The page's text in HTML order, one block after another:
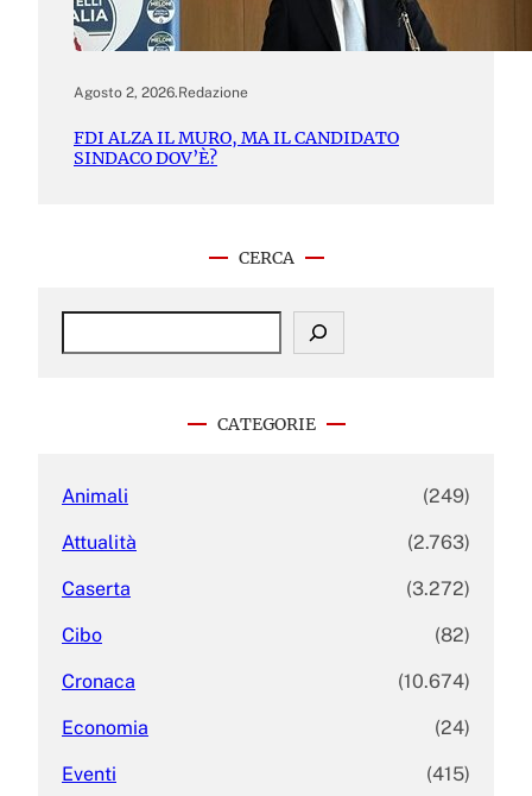
Agosto 2, 2026.Redazione
FDI ALZA IL MURO, MA IL CANDIDATO
SINDACO DOV’È?
CERCA
S
CATEGORIE
Animali (249)
Attualità (2.763)
Caserta (3.272)
Cibo (82)
Cronaca (10.674)
Economia (24)
Eventi (415)